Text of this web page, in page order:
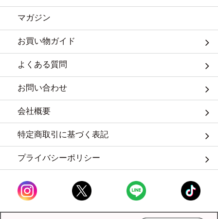
マガジン
お買い物ガイド
よくある質問
お問い合わせ
会社概要
特定商取引に基づく表記
プライバシーポリシー